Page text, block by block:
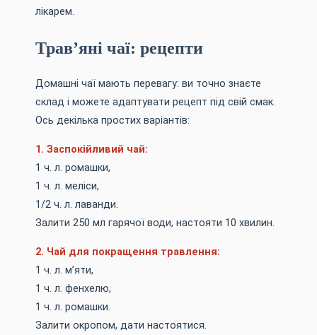
лікарем.
Трав’яні чаї: рецепти
Домашні чаї мають перевагу: ви точно знаєте
склад і можете адаптувати рецепт під свій смак.
Ось декілька простих варіантів:
1. Заспокійливий чай:
1 ч. л. ромашки,
1 ч. л. меліси,
1/2 ч. л. лаванди.
Залити 250 мл гарячої води, настояти 10 хвилин.
2. Чай для покращення травлення:
1 ч. л. м’яти,
1 ч. л. фенхелю,
1 ч. л. ромашки.
Залити окропом, дати настоятися.